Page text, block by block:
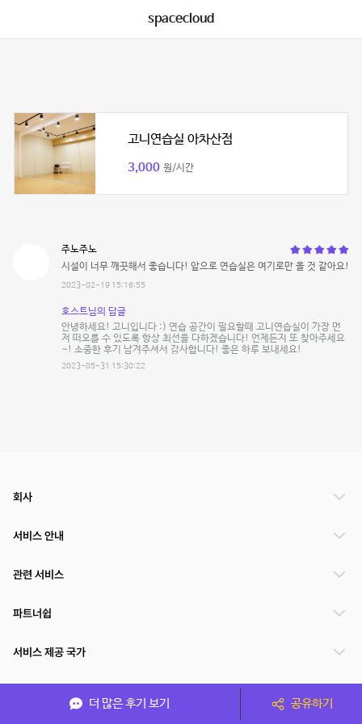
spacecloud
고니연습실 아차산점
3,000 원/시간
주노주노
시설이 너무 깨끗해서 좋습니다! 앞으로 연습실은 여기로만 올 것 같아요!
2023-02-19 15:16:55
호스트님의 답글
안녕하세요! 고니입니다 :) 연습 공간이 필요할때 고니연습실이 가장 먼
저 떠오를 수 있도록 항상 최선을 다하겠습니다! 언제든지 또 찾아주세요
~! 소중한 후기 남겨주셔서 감사합니다! 좋은 하루 보내세요!
2023-05-31 15:30:22
더 많은 후기 보기 공유하기
회사
서비스 안내
관련 서비스
파트너쉽
서비스 제공 국가
(주)NSPACE 사업자정보